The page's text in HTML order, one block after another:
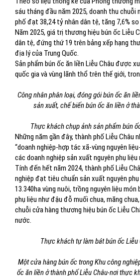
sáu tháng đầu năm 2025, doanh thu chuỗi
phố đạt 38,24 tỷ nhân dân tệ, tăng 7,6%
Năm 2025, giá trị thương hiệu bún ốc Liễu
dân tệ, đứng thứ 19 trên bảng xếp hạng
địa lý của Trung Quốc.
Sản phẩm bún ốc ăn liền Liễu Châu được
quốc gia và vùng lãnh thổ trên thế giới,
Công nhân phân loại, đóng gói bún ốc ăn
sản xuất, chế biến bún ốc ăn liền ở
Thực khách chụp ảnh sản phẩm bún
Những năm gần đây, thành phố Liễu Châu
“doanh nghiệp-hợp tác xã-vùng nguyên
các doanh nghiệp sản xuất nguyên phụ liệu
Tính đến hết năm 2024, thành phố Liễu
nghiệp đạt tiêu chuẩn sản xuất nguyên
13.340ha vùng nuôi, trồng nguyên liệu món
phụ liệu như đậu đỗ muối chua, măng
chuỗi cửa hàng thương hiệu bún ốc Liễu
nước.
Thực khách tự làm bát bún ốc Liễu
Một cửa hàng bún ốc trong Khu công
ốc ăn liền ở thành phố Liễu Châu-nơi thực